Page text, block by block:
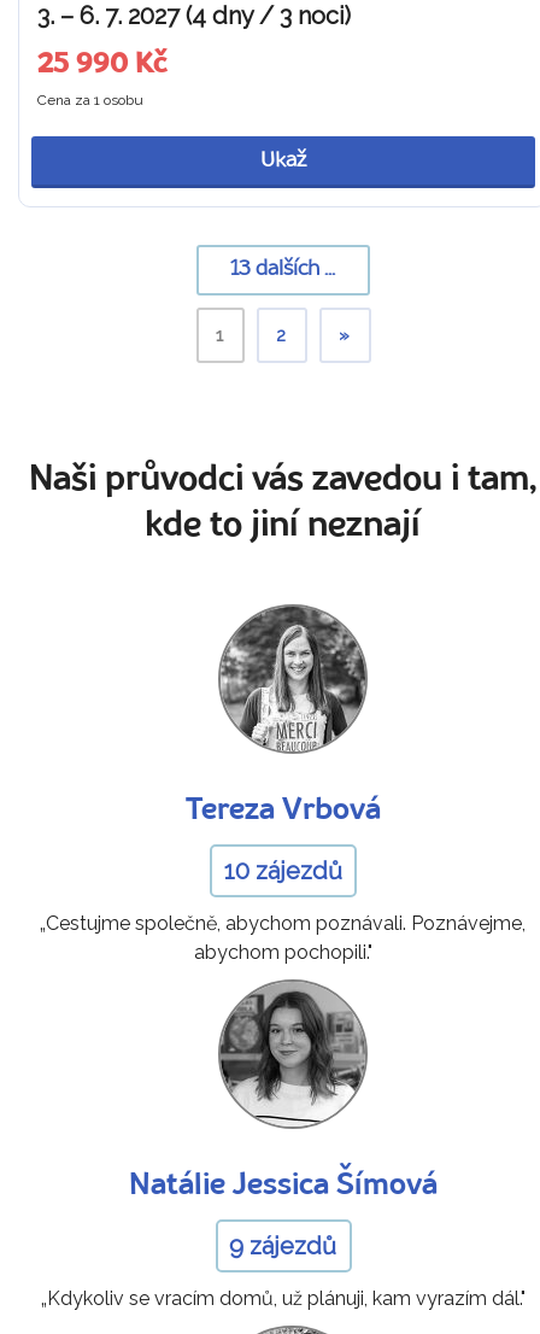
3. – 6. 7. 2027 (4 dny / 3 noci)
25 990 Kč
Cena za 1 osobu
Ukaž
13 dalších ...
1 2 »
Naši průvodci vás zavedou i tam,
kde to jiní neznají
Tereza Vrbová
10 zájezdů
„Cestujme společně, abychom poznávali. Poznávejme,
abychom pochopili."
Natálie Jessica Šímová
9 zájezdů
„Kdykoliv se vracím domů, už plánuji, kam vyrazím dál."